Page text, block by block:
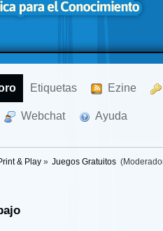
Etiquetas Ezine
Webchat Ayuda
& Play» Juegos Gratuitos